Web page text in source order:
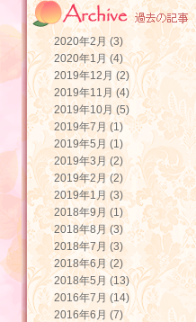
2020年2月 (3)
2020年1月 (4)
2019年12月 (2)
2019年11月 (4)
2019年10月 (5)
2019年7月 (1)
2019年5月 (1)
2019年3月 (2)
2019年2月 (2)
2019年1月 (3)
2018年9月 (1)
2018年8月 (3)
2018年7月 (3)
2018年6月 (2)
2018年5月 (13)
2016年7月 (14)
2016年6月 (7)